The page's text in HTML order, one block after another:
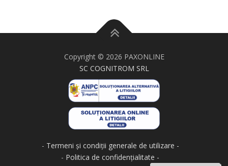
Copyright © 2026 PAXONLINE
SC COGNITROM SRL
- Termeni și condiții generale de utilizare
- Politica de confidențialitate